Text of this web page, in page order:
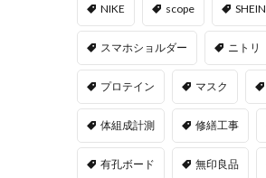
NIKE scope SHEIN
スマホショルダー ニトリ
プロテイン マスク
体組成計測 修繕工事
有孔ボード 無印良品